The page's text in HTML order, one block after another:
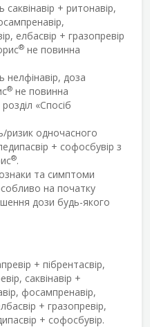
саквінавір + ритонавір,
елбасвір + гразопревір
® не повинна
нелфінавір, доза
® не повинна
«Спосіб
ризик одночасного
+ софосбувір з
®.
та симптоми
на початку
дози будь-якого
+ пібрентасвір,
саквінавір +
фосампренавір,
+ гразопревір,
+ софосбувір.